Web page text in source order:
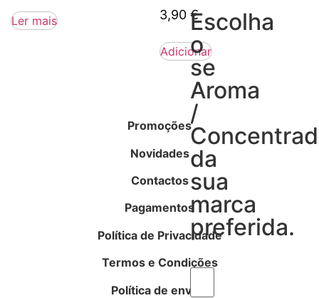
Escolha
o
se
Aroma
/
da
sua
marca
preferida.
Ler mais 3,90 €
Adicionar
Promoções
Novidades
Contactos
Pagamentos
Política de Privacidade
Termos e Condições
Política de envios